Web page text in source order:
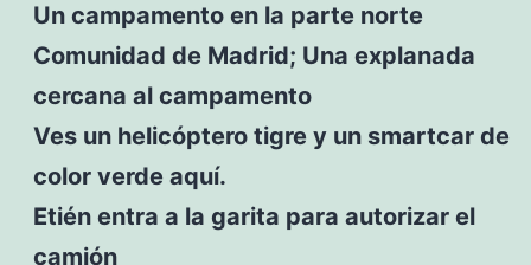
Un campamento en la parte norte
Comunidad de Madrid; Una explanada
cercana al campamento
Ves un helicóptero tigre y un smartcar de
color verde aquí.
Etién entra a la garita para autorizar el
camión